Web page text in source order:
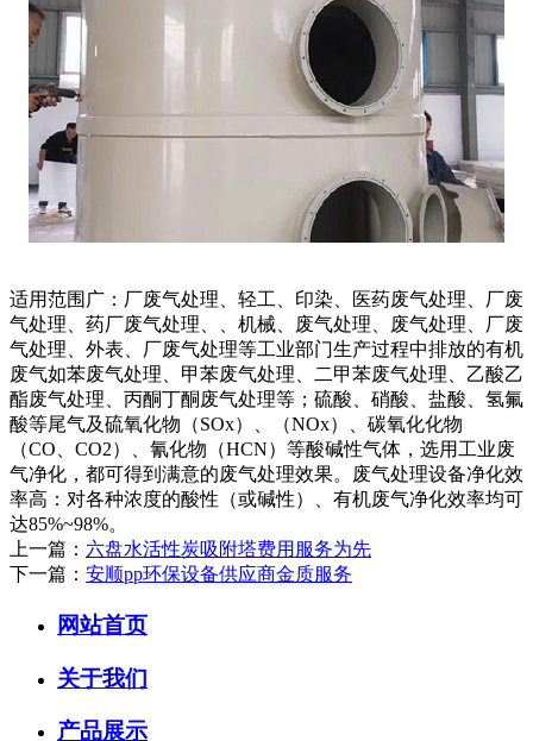
适用范围广：厂废气处理、轻工、印染、医药废气处理、厂废
气处理、药厂废气处理、、机械、废气处理、废气处理、厂废
气处理、外表、厂废气处理等工业部门生产过程中排放的有机
废气如苯废气处理、甲苯废气处理、二甲苯废气处理、乙酸乙
酯废气处理、丙酮丁酮废气处理等；硫酸、硝酸、盐酸、氢氟
酸等尾气及硫氧化物（SOx）、（NOx）、碳氧化化物
（CO、CO2）、氰化物（HCN）等酸碱性气体，选用工业废
气净化，都可得到满意的废气处理效果。废气处理设备净化效
率高：对各种浓度的酸性（或碱性）、有机废气净化效率均可
达85%~98%。
上一篇： 六盘水活性炭吸附塔费用服务为先
下一篇： 安顺pp环保设备供应商金质服务
网站首页
关于我们
产品展示